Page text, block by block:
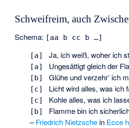
Schweifreim, auch
Schema: [aa b cc b …]
[a] Ja, ich weiß, woher ich
[a] Ungesättigt gleich der
[b] Glühe und verzehr’ ich
[c] Licht wird alles, was ich
[c] Kohle alles, was ich
[b]
Flamme bin ich
–Friedrich Nietzschein Ecce